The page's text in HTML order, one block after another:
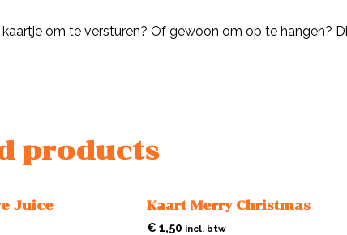
kaartje om te versturen? Of gewoon om op te hangen?
products
Juice Kaart Merry Christmas
€ 1,50 incl. btw